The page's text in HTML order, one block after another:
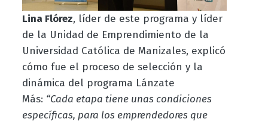
Lina Flórez, líder de este programa y líder
de la Unidad de Emprendimiento de la
Universidad Católica de Manizales, explicó
cómo fue el proceso de selección y la
dinámica del programa Lánzate
Más: “Cada etapa tiene unas condiciones
específicas, para los emprendedores que